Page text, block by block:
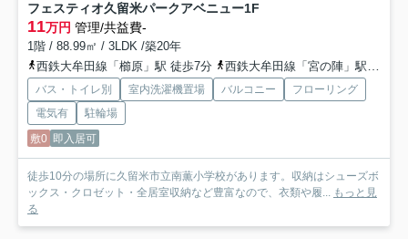
フェスティオ久留米パークアベニュー1F
11万円 管理/共益費-
1階 / 88.99㎡ / 3LDK /築20年
西鉄大牟田線「櫛原」駅 徒歩7分
西鉄大牟田線「宮の陣」駅 徒歩14分
バス・トイレ別 室内洗濯機置場 バルコニー
フローリング
電気有
駐輪場
敷0 即入居可
徒歩10分の場所に久留米市立南薫小学校があります。収納はシューズボ
ックス・クロゼット・全居室収納など豊富なので、衣類や履... もっと見
る